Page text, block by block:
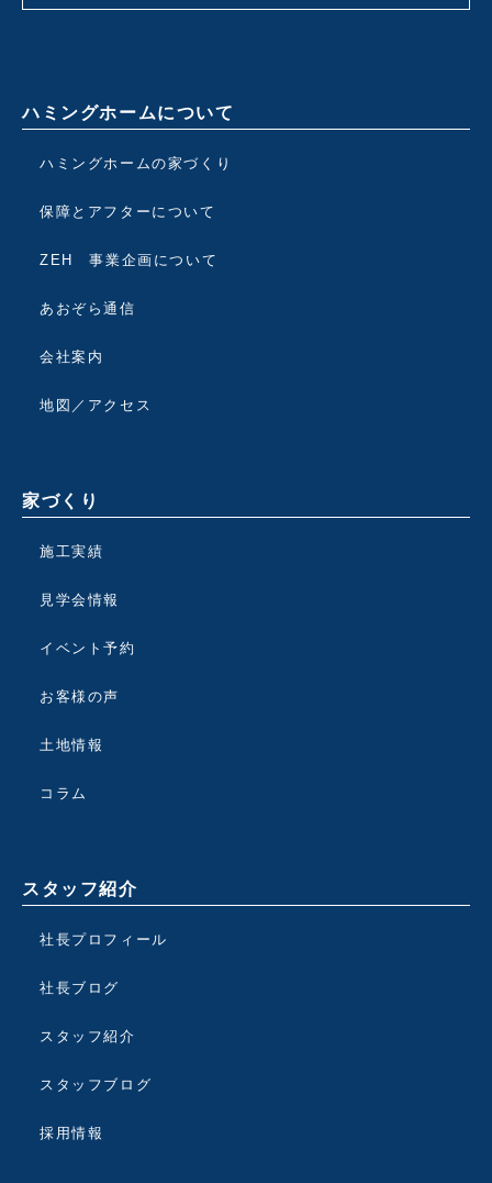
ハミングホームについて
ハミングホームの家づくり
保障とアフターについて
ZEH 事業企画について
あおぞら通信
会社案内
地図／アクセス
家づくり
施工実績
見学会情報
イベント予約
お客様の声
土地情報
コラム
スタッフ紹介
社長プロフィール
社長ブログ
スタッフ紹介
スタッフブログ
採用情報